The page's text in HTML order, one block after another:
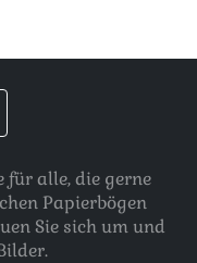
für alle, die gerne
Papierbögen
Sie sich um und